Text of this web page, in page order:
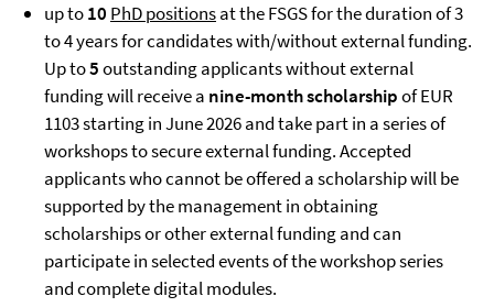
up to10 PhD positionsat the FSGS for the duration of 3
to 4 years for candidates with/without external funding.
Up to5outstanding applicants without external
funding will receive a nine-month scholarshipof EUR
1103 starting in June 2026 and take part in a series of
workshops to secure external funding. Accepted
applicants who cannot be offered a scholarship will be
supported by the management in obtaining
scholarships or other external funding and can
participate in selected events of the workshop series
and complete digital modules.